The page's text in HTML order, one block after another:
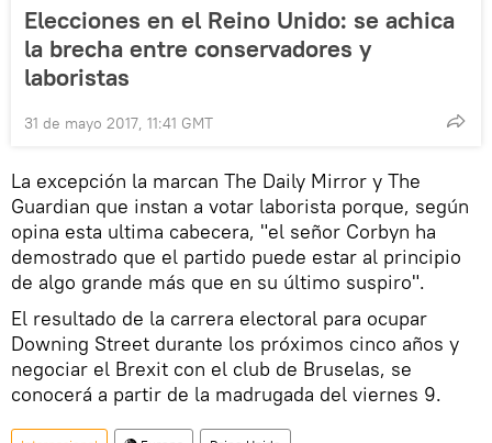
Elecciones en el Reino Unido: se achica
la brecha entre conservadores y
laboristas
31 de mayo 2017, 11:41 GMT
La excepción la marcan The Daily Mirror y The
Guardian que instan a votar laborista porque, según
opina esta ultima cabecera, "el señor Corbyn ha
demostrado que el partido puede estar al principio
de algo grande más que en su último suspiro".
El resultado de la carrera electoral para ocupar
Downing Street durante los próximos cinco años y
negociar el Brexit con el club de Bruselas, se
conocerá a partir de la madrugada del viernes 9.